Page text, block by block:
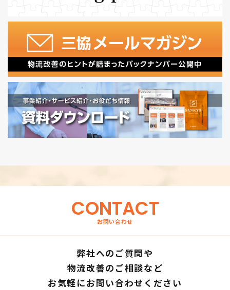
CONTACT
お問い合わせ
弊社へのご質問や
物流改善のご相談など
お気軽にお問い合わせください